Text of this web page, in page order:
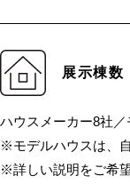
展示棟数
ハウスメーカー8社
※モデルハウスは、
※詳しい説明をご希